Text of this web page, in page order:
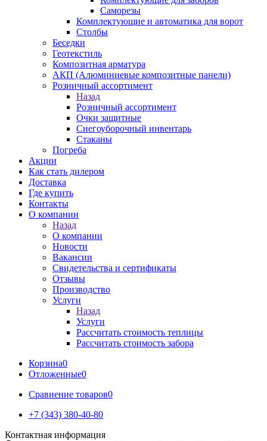
Саморезы
Комплектующие и автоматика для ворот
Столбы
Беседки
Геотекстиль
Композитная арматура
АКП (Алюминиевые композитные панели)
Розничный ассортимент
Назад
Розничный ассортимент
Очки защитные
Снегоуборочный инвентарь
Стаканы
Погреба
Акции
Как стать дилером
Доставка
Где купить
Контакты
О компании
Назад
О компании
Новости
Вакансии
Свидетельства и сертификаты
Отзывы
Производство
Услуги
Назад
Услуги
Рассчитать стоимость теплицы
Рассчитать стоимость забора
Корзина0
Отложенные0
Сравнение товаров0
+7 (343) 380-40-80
Контактная информация